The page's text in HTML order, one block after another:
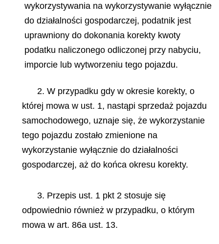
wykorzystywania na wykorzystywanie wyłącznie
do działalności gospodarczej, podatnik jest
uprawniony do dokonania korekty kwoty
podatku naliczonego odliczonej przy nabyciu,
imporcie lub wytworzeniu tego pojazdu.
2. W przypadku gdy w okresie korekty, o
której mowa w ust. 1, nastąpi sprzedaż pojazdu
samochodowego, uznaje się, że wykorzystanie
tego pojazdu zostało zmienione na
wykorzystanie wyłącznie do działalności
gospodarczej, aż do końca okresu korekty.
3. Przepis ust. 1 pkt 2 stosuje się
odpowiednio również w przypadku, o którym
mowa w art. 86a ust. 13.